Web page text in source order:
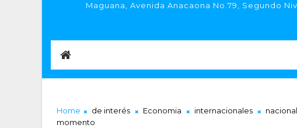
Maguana, Avenida Anacaona No.79, Segundo
Home de interés Economia internacionales nacional
momento